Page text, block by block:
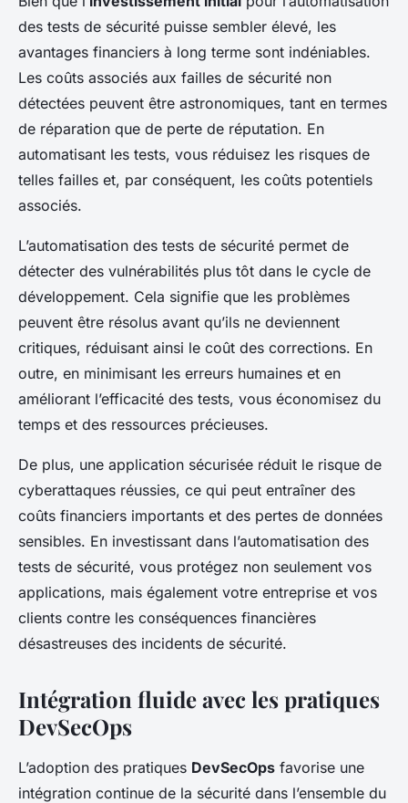
des tests de sécurité puisse sembler élevé, les
avantages financiers à long terme sont indéniables.
Les coûts associés aux failles de sécurité non
détectées peuvent être astronomiques, tant en termes
de réparation que de perte de réputation. En
automatisant les tests, vous réduisez les risques de
telles failles et, par conséquent, les coûts potentiels
associés.
L’automatisation des tests de sécurité permet de
détecter des vulnérabilités plus tôt dans le cycle de
développement. Cela signifie que les problèmes
peuvent être résolus avant qu’ils ne deviennent
critiques, réduisant ainsi le coût des corrections. En
outre, en minimisant les erreurs humaines et en
améliorant l’efficacité des tests, vous économisez du
temps et des ressources précieuses.
De plus, une application sécurisée réduit le risque de
cyberattaques réussies, ce qui peut entraîner des
coûts financiers importants et des pertes de données
sensibles. En investissant dans l’automatisation des
tests de sécurité, vous protégez non seulement vos
applications, mais également votre entreprise et vos
clients contre les conséquences financières
désastreuses des incidents de sécurité.
Intégration fluide avec les pratiques
DevSecOps
L’adoption des pratiques DevSecOps favorise une
intégration continue de la sécurité dans l’ensemble du